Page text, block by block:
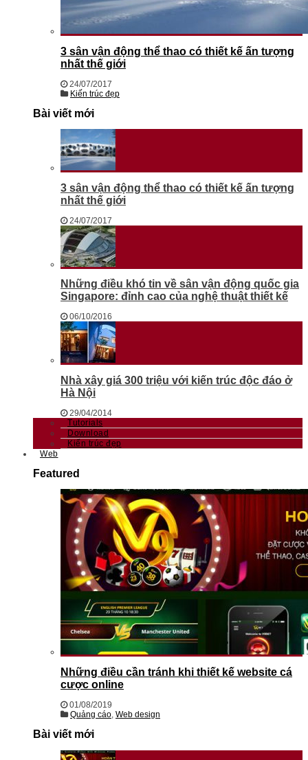
3 sân vận động thể thao có thiết kế ấn tượng
nhất thế giới
24/07/2017
Kiến trúc đẹp
Bài viết mới
3 sân vận động thể thao có thiết kế ấn tượng
nhất thế giới
24/07/2017
Những điều khó tin về sân vận động quốc gia
Singapore: đỉnh cao của nghệ thuật thiết kế
06/10/2016
Nhà xây giá 300 triệu với kiến trúc độc đáo ở
Hà Nội
29/04/2014
Tutorials
Download
Kiến trúc đẹp
Web
Featured
Những điều cần tránh khi thiết kế website cá
cược online
01/08/2019
Quảng cáo, Web design
Bài viết mới